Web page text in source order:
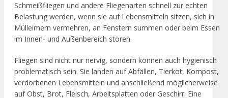
Schmeißfliegen und andere Fliegenarten schnell zur echten
Belastung werden, wenn sie auf Lebensmitteln sitzen, sich in
Mülleimern vermehren, an Fenstern summen oder beim Essen
im Innen- und Außenbereich stören.
Fliegen sind nicht nur nervig, sondern können auch hygienisch
problematisch sein. Sie landen auf Abfällen, Tierkot, Kompost,
verdorbenen Lebensmitteln und anschließend möglicherweise
auf Obst, Brot, Fleisch, Arbeitsplatten oder Geschirr. Eine